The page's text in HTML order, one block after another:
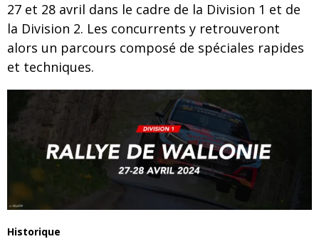
27 et 28 avril dans le cadre de la Division 1 et de
la Division 2. Les concurrents y retrouveront
alors un parcours composé de spéciales rapides
et techniques.
Historique